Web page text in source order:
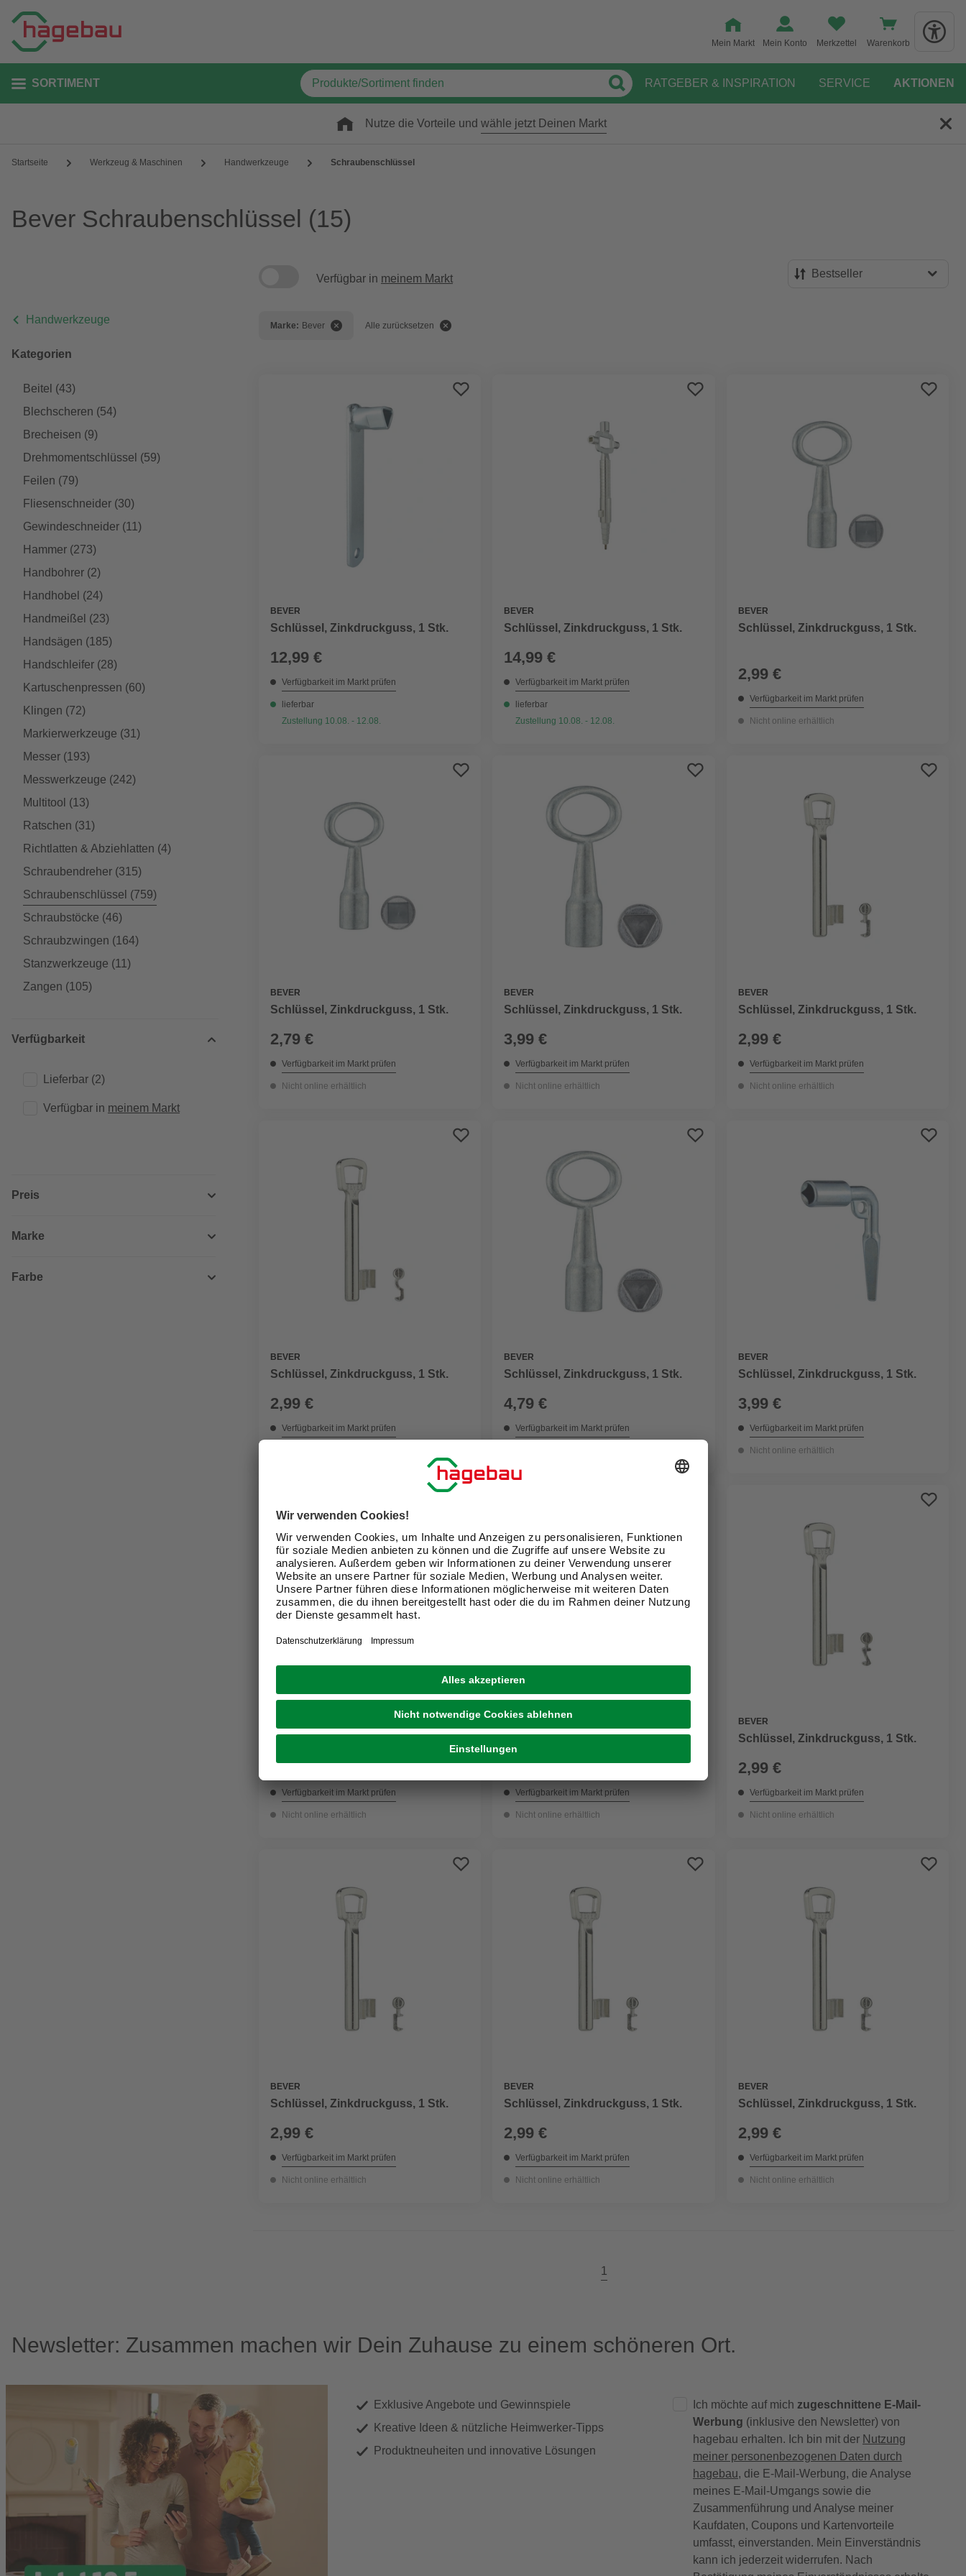
Mein Markt Mein Konto Merkzettel Warenkorb
SORTIMENT RATGEBER & INSPIRATION SERVICE AKTIONEN
Nutze die Vorteile und wähle jetzt Deinen Markt
Startseite Werkzeug & Maschinen Handwerkzeuge Schraubenschlüssel
Bever Schraubenschlüssel (15)
Handwerkzeuge
Kategorien
Beitel (43)
Blechscheren (54)
Brecheisen (9)
Drehmomentschlüssel (59)
Feilen (79)
Fliesenschneider (30)
Gewindeschneider (11)
Hammer (273)
Handbohrer (2)
Handhobel (24)
Handmeißel (23)
Handsägen (185)
Handschleifer (28)
Kartuschenpressen (60)
Klingen (72)
Markierwerkzeuge (31)
Messer (193)
Messwerkzeuge (242)
Multitool (13)
Ratschen (31)
Richtlatten & Abziehlatten (4)
Schraubendreher (315)
Schraubenschlüssel (759)
Schraubstöcke (46)
Schraubzwingen (164)
Stanzwerkzeuge (11)
Zangen (105)
Verfügbarkeit
Lieferbar (2)
Verfügbar in meinem Markt
Preis
Marke
Farbe
Verfügbar in meinem Markt Bestseller
Marke: Bever Alle zurücksetzen
BEVER
Schlüssel, Zinkdruckguss, 1 Stk.
12,99 €
Verfügbarkeit im Markt prüfen
lieferbar
Zustellung 10.08. - 12.08.
BEVER
Schlüssel, Zinkdruckguss, 1 Stk.
14,99 €
Verfügbarkeit im Markt prüfen
lieferbar
Zustellung 10.08. - 12.08.
BEVER
Schlüssel, Zinkdruckguss, 1 Stk.
2,99 €
Verfügbarkeit im Markt prüfen
Nicht online erhältlich
BEVER
Schlüssel, Zinkdruckguss, 1 Stk.
2,79 €
Verfügbarkeit im Markt prüfen
Nicht online erhältlich
BEVER
Schlüssel, Zinkdruckguss, 1 Stk.
3,99 €
Verfügbarkeit im Markt prüfen
Nicht online erhältlich
BEVER
Schlüssel, Zinkdruckguss, 1 Stk.
2,99 €
Verfügbarkeit im Markt prüfen
Nicht online erhältlich
BEVER
Schlüssel, Zinkdruckguss, 1 Stk.
2,99 €
Verfügbarkeit im Markt prüfen
BEVER
Schlüssel, Zinkdruckguss, 1 Stk.
4,79 €
Verfügbarkeit im Markt prüfen
BEVER
Schlüssel, Zinkdruckguss, 1 Stk.
3,99 €
Verfügbarkeit im Markt prüfen
Nicht online erhältlich
Schlüssel, Zinkdruckguss, 1 Stk.
2,99 €
Verfügbarkeit im Markt prüfen
Nicht online erhältlich
Schlüssel, Zinkdruckguss, 1 Stk.
2,99 €
Verfügbarkeit im Markt prüfen
Nicht online erhältlich
BEVER
Schlüssel, Zinkdruckguss, 1 Stk.
2,99 €
Verfügbarkeit im Markt prüfen
Nicht online erhältlich
BEVER
Schlüssel, Zinkdruckguss, 1 Stk.
2,99 €
Verfügbarkeit im Markt prüfen
Nicht online erhältlich
BEVER
Schlüssel, Zinkdruckguss, 1 Stk.
2,99 €
Verfügbarkeit im Markt prüfen
Nicht online erhältlich
BEVER
Schlüssel, Zinkdruckguss, 1 Stk.
2,99 €
Verfügbarkeit im Markt prüfen
Nicht online erhältlich
1
Newsletter: Zusammen machen wir Dein Zuhause zu einem schöneren Ort.
Exklusive Angebote und Gewinnspiele
Kreative Ideen & nützliche Heimwerker-Tipps
Produktneuheiten und innovative Lösungen
Ich möchte auf mich zugeschnittene E-Mail-
Werbung (inklusive den Newsletter) von
hagebau erhalten. Ich bin mit der Nutzung
meiner personenbezogenen Daten durch
hagebau, die E-Mail-Werbung, die Analyse
meines E-Mail-Umgangs sowie die
Zusammenführung und Analyse meiner
Kaufdaten, Coupons und Kartenvorteile
umfasst, einverstanden. Mein Einverständnis
kann ich jederzeit widerrufen. Nach